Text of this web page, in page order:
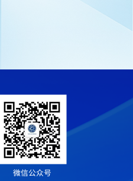
微信公众号